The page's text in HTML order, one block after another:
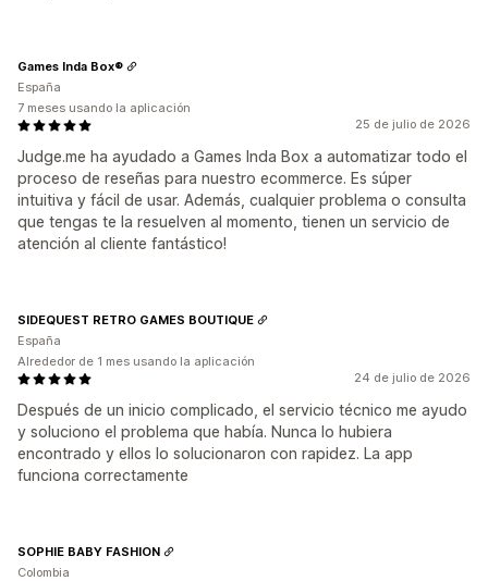
25 de julio de 2026
Judge.me ha ayudado a Games Inda Box a automatizar todo el
proceso de reseñas para nuestro ecommerce. Es súper
intuitiva y fácil de usar. Además, cualquier problema o consulta
que tengas te la resuelven al momento, tienen un servicio de
atención al cliente fantástico!
Games Inda Box®
España
7 meses usando la aplicación
24 de julio de 2026
Después de un inicio complicado, el servicio técnico me ayudo
y soluciono el problema que había. Nunca lo hubiera
encontrado y ellos lo solucionaron con rapidez. La app
funciona correctamente
SIDEQUEST RETRO GAMES BOUTIQUE
España
Alrededor de 1 mes usando la aplicación
SOPHIE BABY FASHION
Colombia